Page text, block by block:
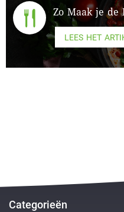
Zo Maak je de
LEES HET
Categorieën